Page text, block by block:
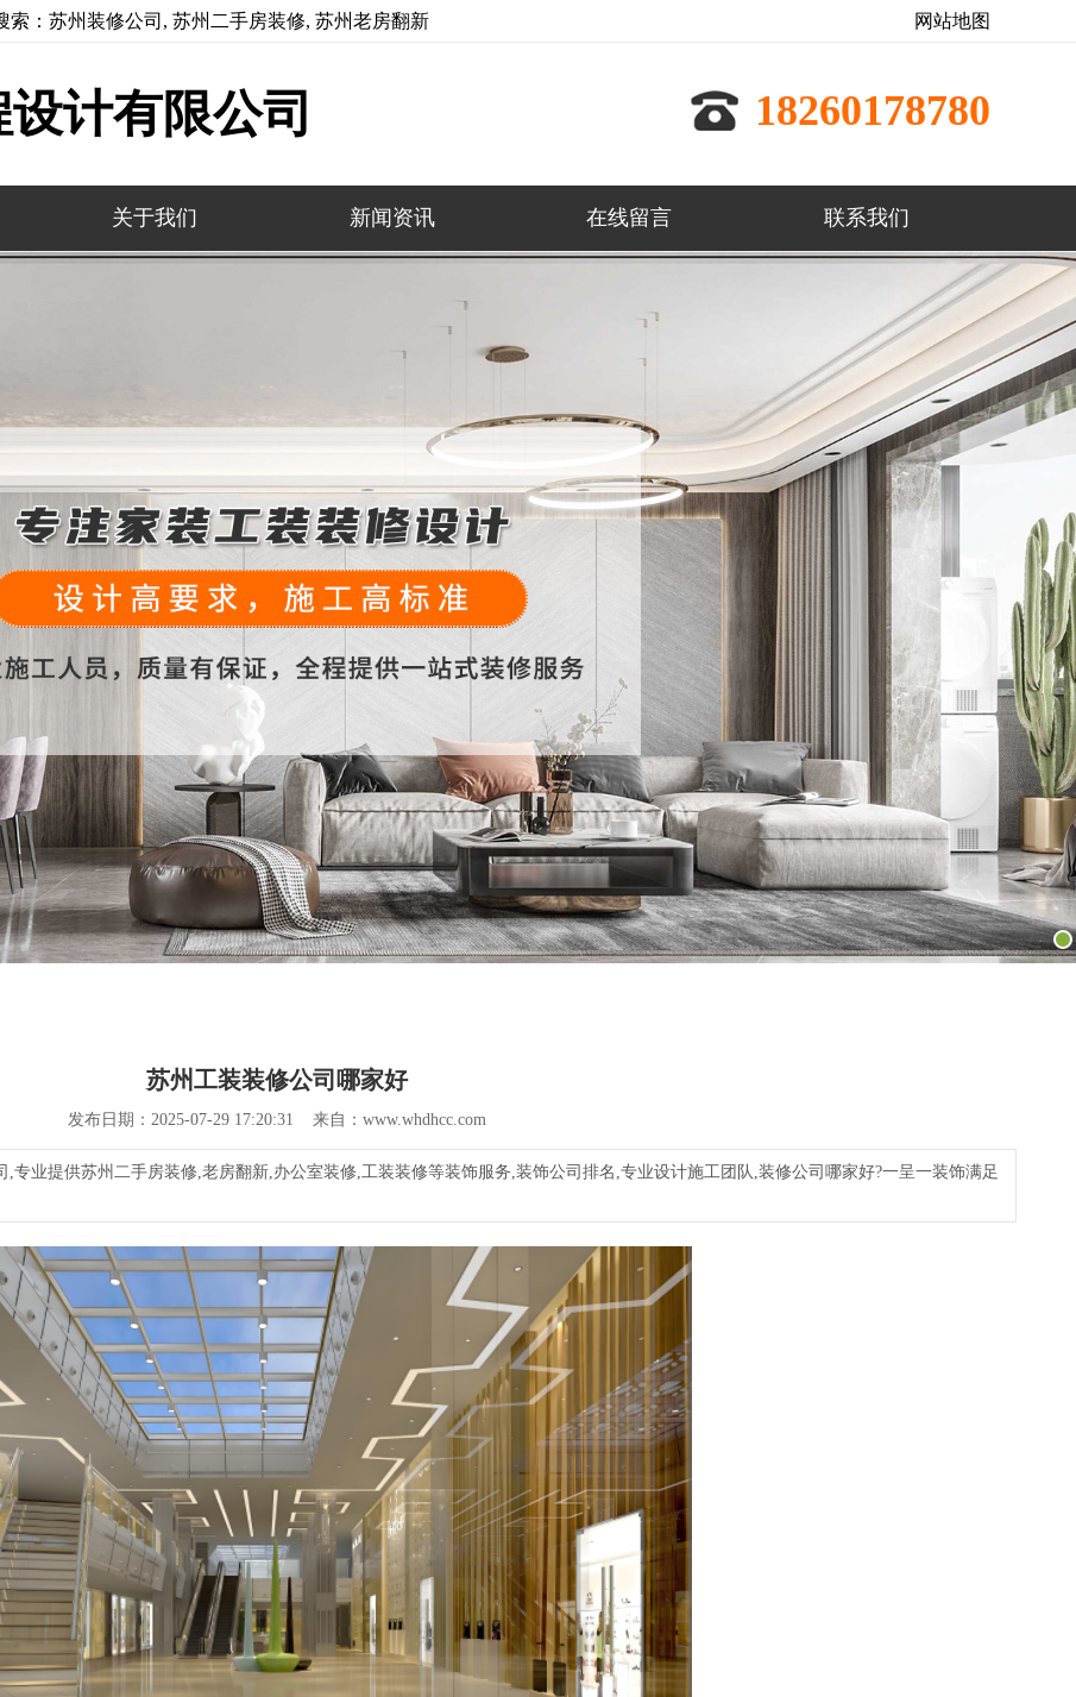
索：苏州装修公司, 苏州二手房装修, 苏州老房翻新 网站地图
计有限公司 18260178780
关于我们 新闻资讯 在线留言 联系我们
苏州工装装修公司哪家好
发布日期：2025-07-29 17:20:31 来自：www.whdhcc.com
业提供苏州二手房装修,老房翻新,办公室装修,工装装修等装饰服务,装饰公司排名,专业设计施工团队,装修公司哪家好?一呈一装饰满足